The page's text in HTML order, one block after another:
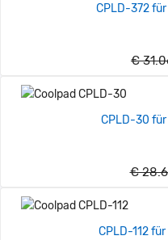
CPLD-372
€
CPLD-30
€
CPLD-112